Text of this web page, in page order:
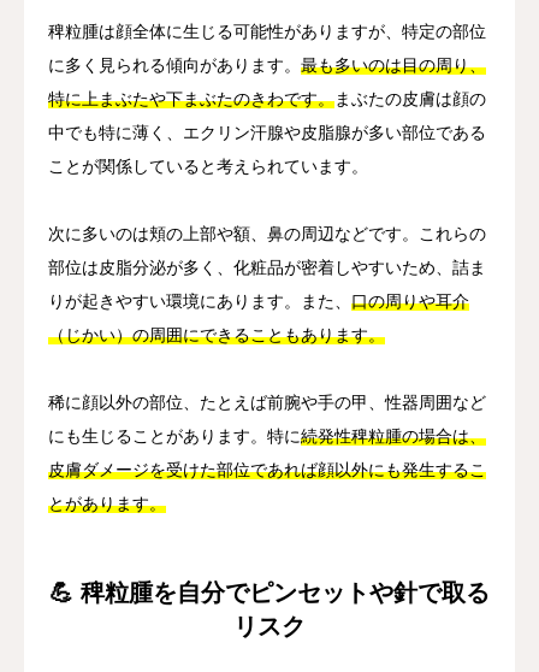
稗粒腫は顔全体に生じる可能性がありますが、特定の部位
に多く見られる傾向があります。 最も多いのは目の周り、
特に上まぶたや下まぶたのきわです。まぶたの皮膚は顔の
中でも特に薄く、エクリン汗腺や皮脂腺が多い部位である
ことが関係していると考えられています。
次に多いのは頬の上部や額、鼻の周辺などです。これらの
部位は皮脂分泌が多く、化粧品が密着しやすいため、詰ま
りが起きやすい環境にあります。また、 口の周りや耳介
（じかい）の周囲にできることもあります。
稀に顔以外の部位、たとえば前腕や手の甲、性器周囲など
にも生じることがあります。特に続発性稗粒腫の場合は、
皮膚ダメージを受けた部位であれば顔以外にも発生するこ
とがあります。
💪 稗粒腫を自分でピンセットや針で取る
リスク